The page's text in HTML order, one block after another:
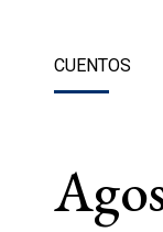
CUENTOS